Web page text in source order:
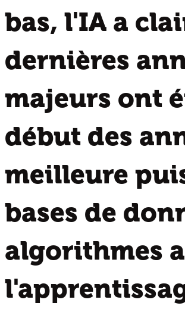
bas, l'IA a
dernières
majeurs ont
début des
meilleure
bases de
algorithmes